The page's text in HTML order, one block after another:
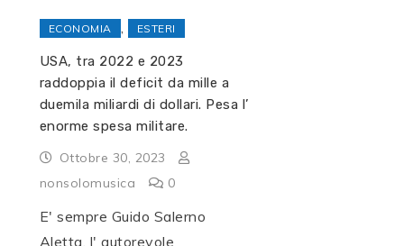
ECONOMIA ESTERI
USA, tra 2022 e 2023
raddoppia il deficit da mille a
duemila miliardi di dollari. Pesa l’
enorme spesa militare.
Ottobre 30, 2023
nonsolomusica
0
E' sempre Guido Salerno
Aletta, l' autorevole